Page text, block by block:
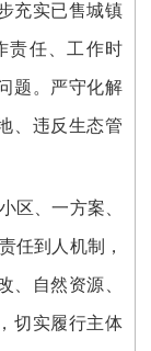
充实已售城镇
责任、工作时
题。严守化解
、违反生态管
区、一方案、
任到人机制，
、自然资源、
切实履行主体